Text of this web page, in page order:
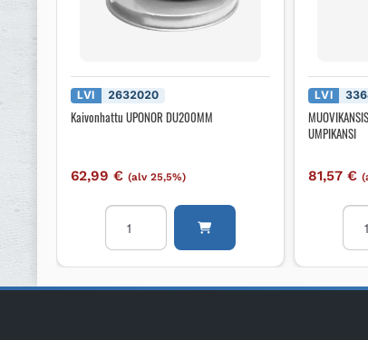
LVI 2632020
Kaivonhattu UPONOR DU200MM
62,99€ (alv 25,5%)
Kaivonhattu
UPONOR
DU200MM
LVI
UMPIKANSI
81,57€